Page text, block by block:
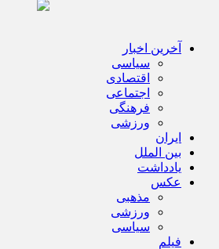
آخرین اخبار
سیاسی
اقتصادی
اجتماعی
فرهنگی
ورزشی
ایران
بین الملل
یادداشت
عکس
مذهبی
ورزشی
سیاسی
فیلم